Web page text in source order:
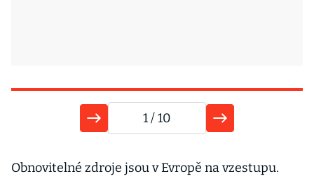
1/ 10
Obnovitelné zdroje jsou v Evropě na vzestupu.